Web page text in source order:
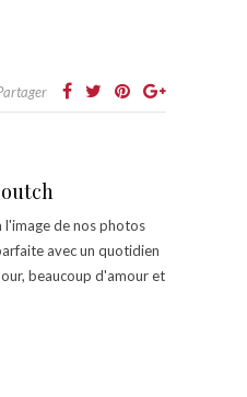
l'image de nos photos
avec un quotidien
beaucoup d'amour et